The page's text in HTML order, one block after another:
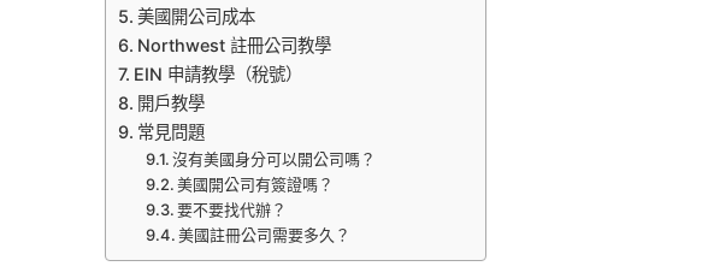
美國開公司成本
Northwest 註冊公司教學
EIN 申請教學（稅號）
開戶教學
常見問題
沒有美國身分可以開公司嗎？
美國開公司有簽證嗎？
要不要找代辦？
美國註冊公司需要多久？